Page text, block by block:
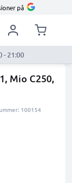
på
- 21:00
Mio C250,
100154